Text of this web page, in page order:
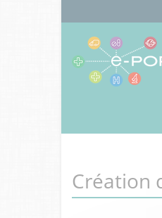
Création